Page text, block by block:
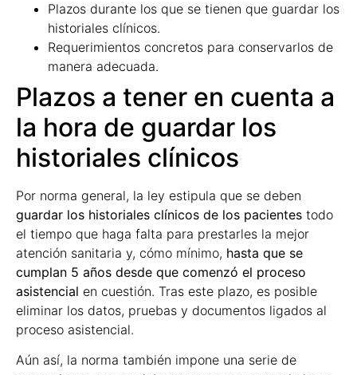
Plazos durante los que se tienen que guardar los
historiales clínicos.
Requerimientos concretos para conservarlos de
manera adecuada.
Plazos a tener en cuenta a
la hora de guardar los
historiales clínicos
Por norma general, la ley estipula que se deben
guardar los historiales clínicos de los pacientes todo
el tiempo que haga falta para prestarles la mejor
atención sanitaria y, cómo mínimo, hasta que se
cumplan 5 años desde que comenzó el proceso
asistencial en cuestión. Tras este plazo, es posible
eliminar los datos, pruebas y documentos ligados al
proceso asistencial.
Aún así, la norma también impone una serie de